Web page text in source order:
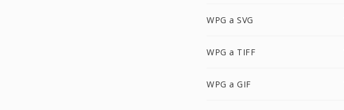
WPG a SVG
WPG a TIFF
WPG a GIF